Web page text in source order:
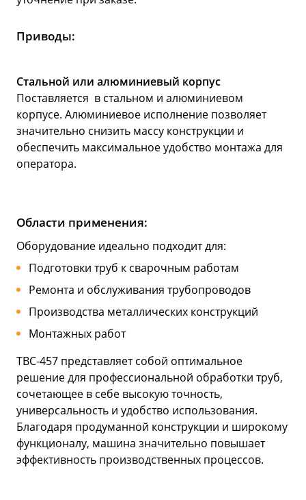
Приводы:
Стальной или алюминиевый корпус
Поставляется в стальном и алюминиевом
корпусе. Алюминиевое исполнение позволяет
значительно снизить массу конструкции и
обеспечить максимальное удобство монтажа для
оператора.
Области применения:
Оборудование идеально подходит для:
Подготовки труб к сварочным работам
Ремонта и обслуживания трубопроводов
Производства металлических конструкций
Монтажных работ
ТВС-457 представляет собой оптимальное
решение для профессиональной обработки труб,
сочетающее в себе высокую точность,
универсальность и удобство использования.
Благодаря продуманной конструкции и широкому
функционалу, машина значительно повышает
эффективность производственных процессов.